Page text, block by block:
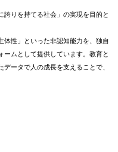
誇りを持てる社会」の実現を目的と
体性」といった非認知能力を、独自
ームとして提供しています。教育と
ータで人の成長を支えることで、